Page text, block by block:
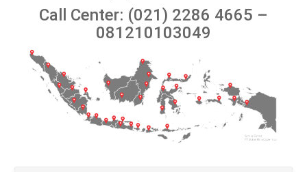
Call Center: (021) 2286 4665 –
081210103049